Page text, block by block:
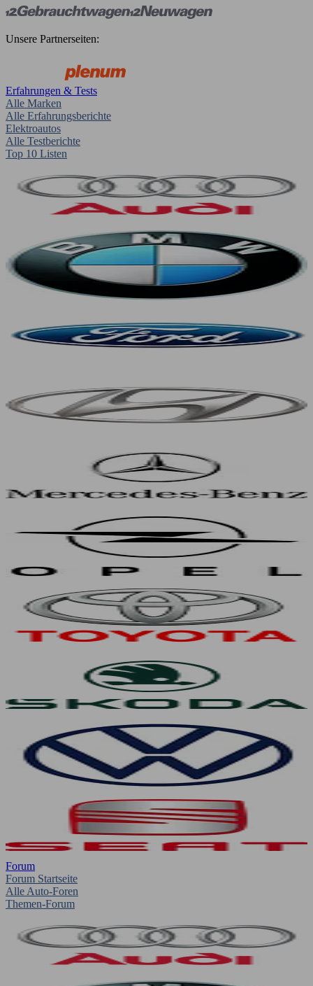
Unsere Partnerseiten:
Erfahrungen & Tests
Alle Marken
Alle Erfahrungsberichte
Elektroautos
Alle Testberichte
Top 10 Listen
Forum
Forum Startseite
Alle Auto-Foren
Themen-Forum